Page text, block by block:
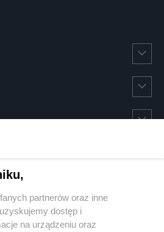
partnerów oraz inne
dostęp i
na urządzeniu oraz